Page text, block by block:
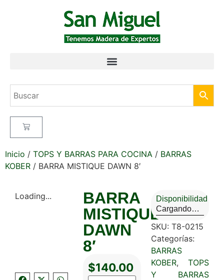
Inicio / TOPS Y BARRAS PARA COCINA / BARRAS
KOBER / BARRA MISTIQUE DAWN 8′
Loading...
BARRA
MISTIQUE
DAWN
8′
$140.00
Disponibilidad
Cargando…
SKU: T8-0215
Categorías:
BARRAS
KOBER, TOPS
Y BARRAS